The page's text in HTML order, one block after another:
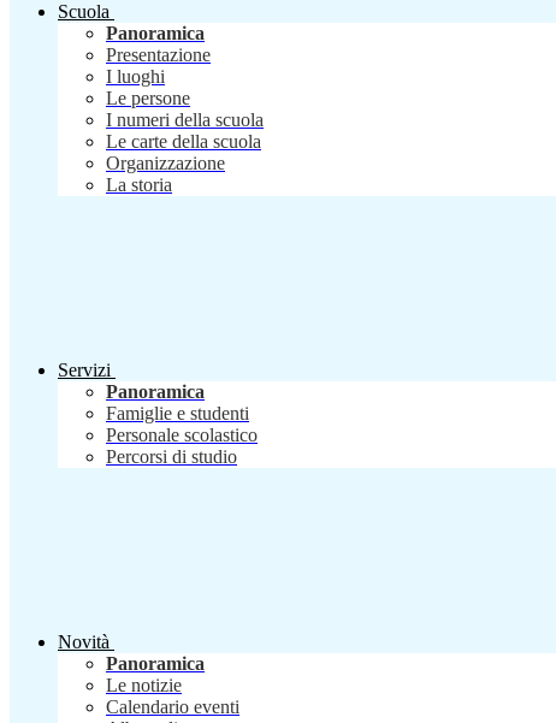
Scuola
Panoramica
Presentazione
I luoghi
Le persone
I numeri della scuola
Le carte della scuola
Organizzazione
La storia
Servizi
Panoramica
Famiglie e studenti
Personale scolastico
Percorsi di studio
Novità
Panoramica
Le notizie
Calendario eventi